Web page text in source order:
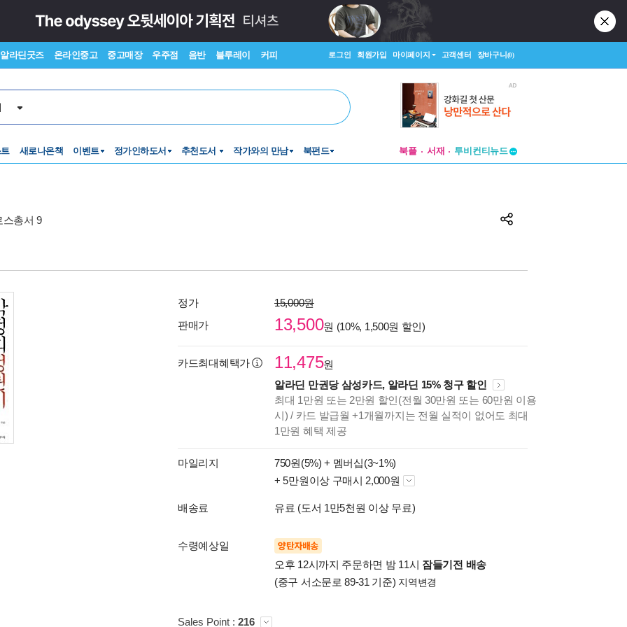
알라딘굿즈 온라인중고 중고매장 우주점 음반 블루레이 커피 로그인 회원가입 마이페이지 고객센터 장바구니(0)
새로나온책 이벤트 정가인하도서 추천도서 작가와의 만남 북펀드 북플 서재
투비컨티뉴드
스총서 9
정가
15,000원
판매가
13,500원 (10%, 1,500원 할인)
카드최대혜택가 11,475원
알라딘 만권당 삼성카드, 알라딘 15% 청구 할인
최대 1만원 또는 2만원 할인(전월 30만원 또는 60만원 이용
시) / 카드 발급월 +1개월까지는 전월 실적이 없어도 최대
1만원 혜택 제공
마일리지 750원(5%) + 멤버십(3~1%)
+ 5만원이상 구매시 2,000원
배송료 유료 (도서 1만5천원 이상 무료)
수령예상일 양탄자배송
오후 12시까지 주문하면 밤 11시 잠들기전 배송
(중구 서소문로 89-31 기준) 지역변경
Sales Point : 216